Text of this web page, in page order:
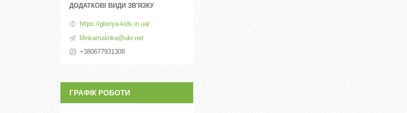
https://gloriya-kids.in.ua/
lilinkamalinka@ukr.net
+380677931308
ГРАФІК РОБОТИ